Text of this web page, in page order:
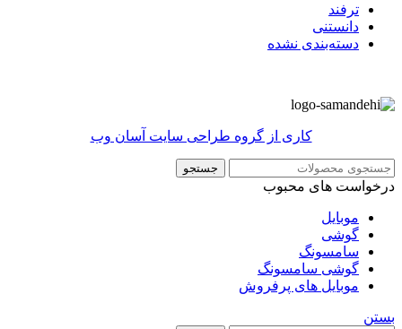
ترفند
دانستنی
دسته‌بندی نشده
کاری از گروه طراحی سایت آسان وب
جستجو
درخواست های محبوب
موبایل
گوشی
سامسونگ
گوشی سامسونگ
موبایل های پرفروش
بستن